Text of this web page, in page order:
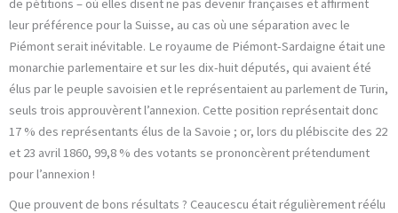
de pétitions – où elles disent ne pas devenir françaises et affirment
leur préférence pour la Suisse, au cas où une séparation avec le
Piémont serait inévitable. Le royaume de Piémont-Sardaigne était une
monarchie parlementaire et sur les dix-huit députés, qui avaient été
élus par le peuple savoisien et le représentaient au parlement de Turin,
seuls trois approuvèrent l’annexion. Cette position représentait donc
17 % des représentants élus de la Savoie ; or, lors du plébiscite des 22
et 23 avril 1860, 99,8 % des votants se prononcèrent prétendument
pour l’annexion !
Que prouvent de bons résultats ? Ceaucescu était régulièrement réélu